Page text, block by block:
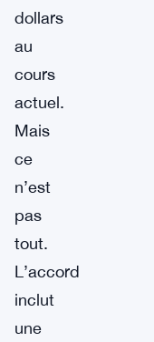
dollars
au
cours
actuel.
Mais
ce
n’est
pas
tout.
L’accord
inclut
une